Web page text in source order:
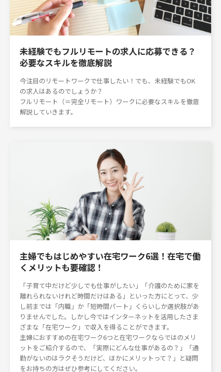
未経験でもフルリモートの求人に応募できる？
必要なスキルを徹底解説
今注目のリモートワークで仕事したい！でも、未経験でもOK
の求人はあるのでしょうか？
フルリモート（＝完全リモート）ワークに必要なスキルを徹底
解説していきます。
主婦でもはじめやすい在宅ワーク6選！在宅で働
くメリットも要確認！
「子育て中だけど少しでも仕事がしたい」「介護のために家を
離れられないけれど時間だけはある」といった方にとって、少
し前までは「内職」か「短時間パート」くらいしか選択肢があ
りませんでした。しかし今ではインターネットを活用したさま
ざまな「在宅ワーク」で収入を得ることができます。
主婦におすすめの在宅ワーク6つと在宅ワークならではのメリ
ットをご紹介するので、「実際にどんな仕事があるの？」「通
勤がないのはラクそうだけど、ほかにメリットって？」と疑問
をお持ちの方はぜひ参考にしてください。